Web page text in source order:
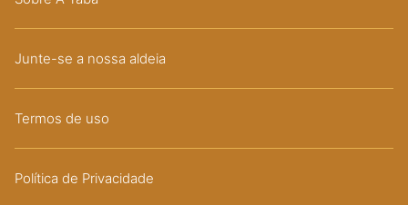
Junte-se a nossa aldeia
Termos de uso
Política de Privacidade